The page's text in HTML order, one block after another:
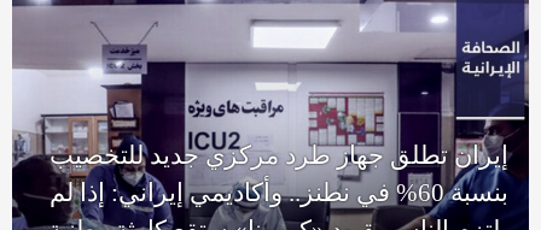
إيران تطلق جهاز طرد مركزي جديد للتخصيب
بنسبة 60% في نطنز.. وأكاديمي إيراني: إذا لم